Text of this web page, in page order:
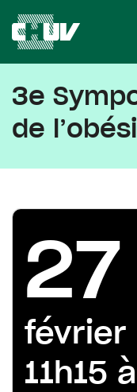
3e
de
27
février
11h15